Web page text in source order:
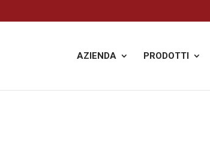
AZIENDA PRODOTTI